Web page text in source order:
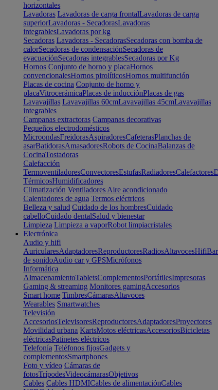
horizontales
Lavadoras Lavadoras de carga frontalLavadoras de carga
superiorLavadoras - SecadorasLavadoras
integrablesLavadoras por kg
Secadoras Lavadoras - SecadorasSecadoras con bomba de
calorSecadoras de condensaciónSecadoras de
evacuaciónSecadoras integrablesSecadoras por Kg
Hornos Conjunto de horno y placaHornos
convencionalesHornos pirolíticosHornos multifunción
Placas de cocina Conjunto de horno y
placaVitrocerámicaPlacas de inducciónPlacas de gas
Lavavajillas Lavavajillas 60cmLavavajillas 45cmLavavajillas
integrables
Campanas extractoras Campanas decorativas
Pequeños electrodomésticos
MicroondasFreidorasAspiradoresCafeterasPlanchas de
asarBatidorasAmasadoresRobots de CocinaBalanzas de
CocinaTostadoras
Calefacción
TermoventiladoresConvectoresEstufasRadiadoresCalefactores
TérmicosHumidificadores
Climatización Ventiladores Aire acondicionado
Calentadores de agua Termos eléctricos
Belleza y salud Cuidado de los hombresCuidado
cabelloCuidado dentalSalud y bienestar
Limpieza Limpieza a vaporRobot limpiacristales
Electrónica
Audio y hifi
AuricularesAdaptadoresReproductoresRadiosAltavocesHifi
de sonidoAudio car y GPSMicrófonos
Informática
AlmacenamientoTabletsComplementosPortátilesImpresoras
Gaming & streaming Monitores gamingAccesorios
Smart home TimbresCámarasAltavoces
Wearables Smartwatches
Televisión
AccesoriosTelevisoresReproductoresAdaptadoresProyectores
Movilidad urbana KartsMotos eléctricasAccesoriosBicicletas
eléctricasPatinetes eléctricos
Telefonía Teléfonos fijosGadgets y
complementosSmartphones
Foto y vídeo Cámaras de
fotosTrípodesVideocámarasObjetivos
Cables Cables HDMICables de alimentaciónCables